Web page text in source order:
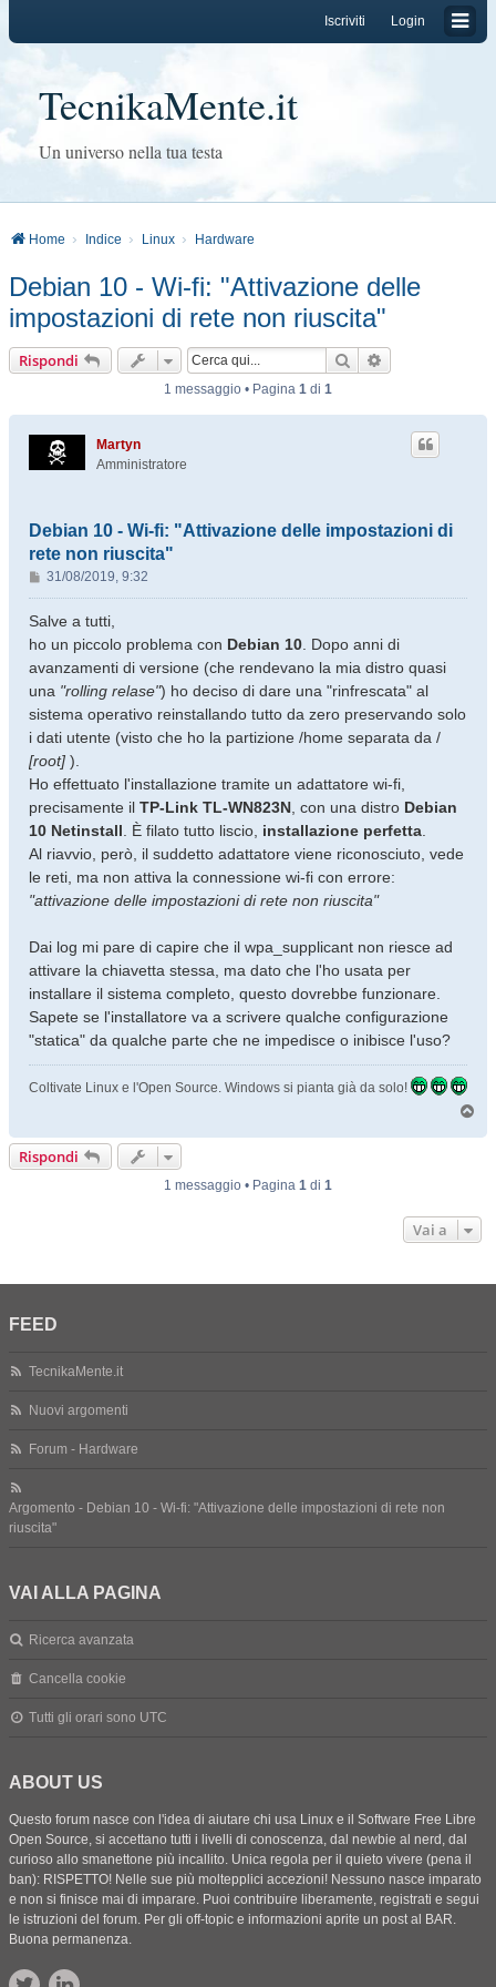
Login
Iscriviti
TecnikaMente.it
Un universo nella tua testa
Home Indice Linux Hardware
Debian 10 - Wi-fi: "Attivazione delle
impostazioni di rete non riuscita"
Rispondi Cerca
1 messaggio • Pagina 1 di 1
Martyn
Amministratore
Debian 10 - Wi-fi: "Attivazione delle impostazioni di
rete non riuscita"
M
e
s
g
g
i
o
31/08/2019, 9:32
Salve a tutti,
ho un piccolo problema con Debian 10 . Dopo anni di
avanzamenti di versione (che rendevano la mia distro quasi
una "rolling relase") ho deciso di dare una "rinfrescata" al
sistema operativo reinstallando tutto da zero preservando solo
i dati utente (visto che ho la partizione /home separata da /
[root] ).
Ho effettuato l'installazione tramite un adattatore wi-fi,
precisamente il TP-Link TL-WN823N , con una distro Debian
10 Netinstall . È filato tutto liscio, installazione perfetta
Al riavvio, però, il suddetto adattatore viene riconosciuto, vede
le reti, ma non attiva la connessione wi-fi con errore:
"attivazione delle impostazioni di rete non riuscita"
Dai log mi pare di capire che il wpa_supplicant non riesce ad
attivare la chiavetta stessa, ma dato che l'ho usata per
installare il sistema completo, questo dovrebbe funzionare.
Sapete se l'installatore va a scrivere qualche configurazione
"statica" da qualche parte che ne impedisce o inibisce l'uso?
Coltivate Linux e l'Open Source. Windows si pianta già da solo!
Rispondi
1 messaggio • Pagina 1 di 1
Vai a
FEED
TecnikaMente.it
Nuovi argomenti
Forum - Hardware
Argomento - Debian 10 - Wi-fi: "Attivazione delle impostazioni di rete non
riuscita"
VAI ALLA PAGINA
Ricerca avanzata
Cancella cookie
Tutti gli orari sono UTC
ABOUT US
Questo forum nasce con l'idea di aiutare chi usa Linux e il Software Free Libre
Open Source, si accettano tutti i livelli di conoscenza, dal newbie al nerd, dal
curioso allo smanettone più incallito. Unica regola per il quieto vivere (pena il
ban): RISPETTO! Nelle sue più moltepplici accezioni! Nessuno nasce imparato
e non si finisce mai di imparare. Puoi contribuire liberamente, registrati e segui
le istruzioni del forum. Per gli off-topic e informazioni aprite un post al BAR.
Buona permanenza.